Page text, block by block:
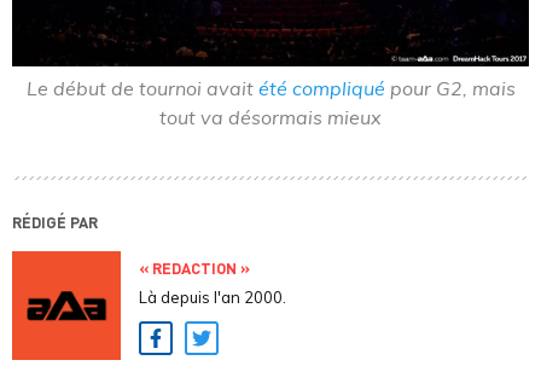
Le début de tournoi avait été compliqué pour G2, mais
tout va désormais mieux
RÉDIGÉ PAR
« REDACTION »
Là depuis l'an 2000.
Facebook
Twitter